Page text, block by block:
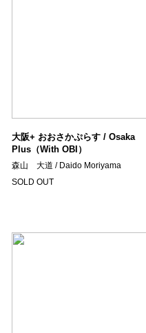
大阪+ おおさかぷらす / Osaka
Plus（With OBI）
森山 大道 / Daido Moriyama
SOLD OUT